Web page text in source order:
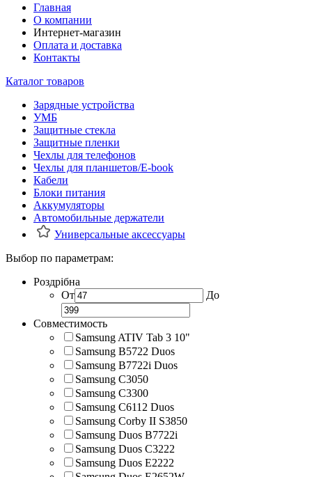
Главная
О компании
Интернет-магазин
Оплата и доставка
Контакты
Каталог товаров
Зарядные устройства
УМБ
Защитные стекла
Защитные пленки
Чехлы для телефонов
Чехлы для планшетов/E-book
Кабели
Блоки питания
Аккумуляторы
Автомобильные держатели
Универсальные аксессуары
Выбор по параметрам:
Роздрібна
От
До
Совместимость
Samsung ATIV Tab 3 10"
Samsung B5722 Duos
Samsung B7722i Duos
Samsung C3050
Samsung C3300
Samsung C6112 Duos
Samsung Corby II S3850
Samsung Duos B7722i
Samsung Duos C3222
Samsung Duos E2222